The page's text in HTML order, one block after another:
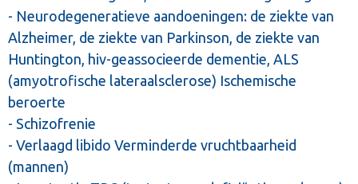
- Neurodegeneratieve aandoeningen: de ziekte van
Alzheimer, de ziekte van Parkinson, de ziekte van
Huntington, hiv-geassocieerde dementie, ALS
(amyotrofische lateraalsclerose) Ischemische
beroerte
- Schizofrenie
- Verlaagd libido Verminderde vruchtbaarheid
(mannen)